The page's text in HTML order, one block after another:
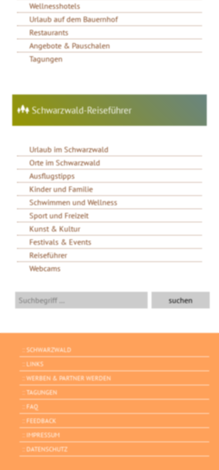
Wellnesshotels
Urlaub auf dem Bauernhof
Restaurants
Angebote & Pauschalen
Tagungen
Schwarzwald-Reiseführer
Urlaub im Schwarzwald
Orte im Schwarzwald
Ausflugstipps
Kinder und Familie
Schwimmen und Wellness
Sport und Freizeit
Kunst & Kultur
Festivals & Events
Reiseführer
Webcams
SCHWARZWALD
LINKS
WERBEN & PARTNER WERDEN
TAGUNGEN
FAQ
FEEDBACK
IMPRESSUM
DATENSCHUTZ